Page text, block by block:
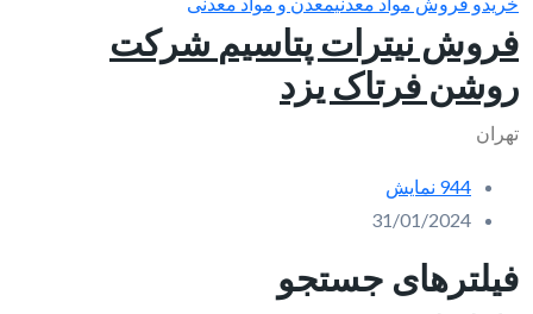
فروش نیترات پتاسیم‎ شرکت
روشن فرتاک یزد
تهران
944 نمایش
31/01/2024
فیلترهای جستجو